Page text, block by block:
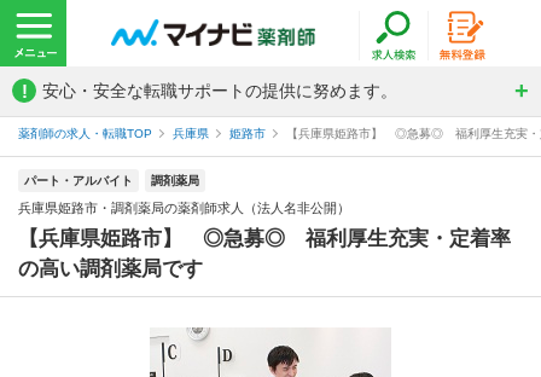
! 安心・安全な転職サポートの提供に努めます。
薬剤師の求人・転職TOP 兵庫県 姫路市 【兵庫県姫路市】 ◎急募◎ 福利厚生充実・
パート・アルバイト 調剤薬局
兵庫県姫路市・調剤薬局の薬剤師求人（法人名非公開）
【兵庫県姫路市】 ◎急募◎ 福利厚生充実・定着率
の高い調剤薬局です